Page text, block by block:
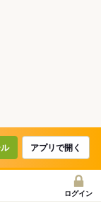
アプリで開く
ログイン